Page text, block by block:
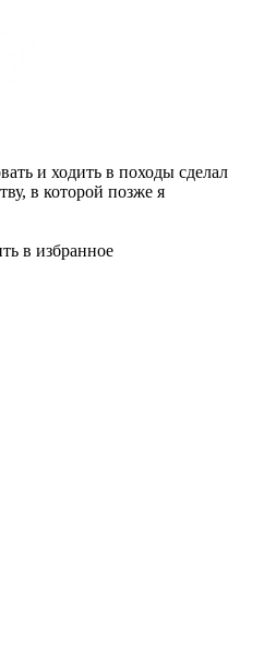
и ходить в походы сделал
в которой позже я
в избранное